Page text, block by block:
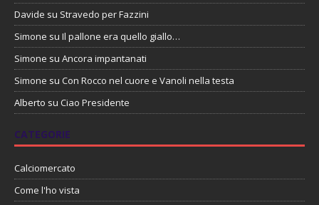
Davide su Stravedo per Fazzini
Simone su Il pallone era quello giallo…
Simone su Ancora impantanati
Simone su Con Rocco nel cuore e Vanoli nella testa
Alberto su Ciao Presidente
CATEGORIE
Calciomercato
Come l'ho vista